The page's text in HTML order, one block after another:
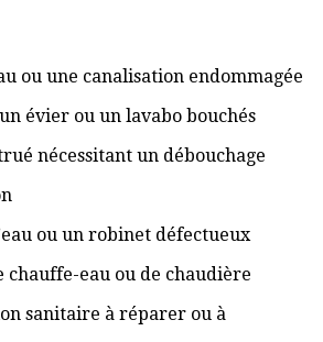
ou une canalisation endommagée
évier ou un lavabo bouchés
nécessitant un débouchage
ou un robinet défectueux
chauffe-eau ou de chaudière
sanitaire à réparer ou à